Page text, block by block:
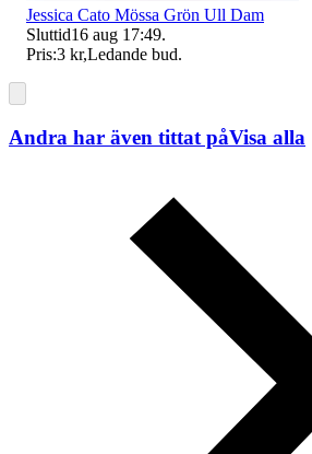
Jessica Cato Mössa Grön Ull Dam
Sluttid16 aug 17:49.
Pris:3 kr,Ledande bud.
Andra har även tittat påVisa alla